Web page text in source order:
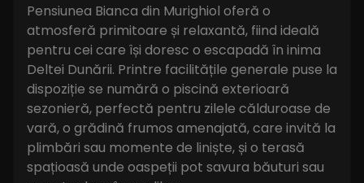
Pensiunea Bianca din Murighiol oferă o
atmosferă primitoare și relaxantă, fiind ideală
pentru cei care își doresc o escapadă în inima
Deltei Dunării. Printre facilitățile generale puse la
dispoziție se numără o piscină exterioară
sezonieră, perfectă pentru zilele călduroase de
vară, o grădină frumos amenajată, care invită la
plimbări sau momente de liniște, și o terasă
spațioasă unde oaspeții pot savura băuturi sau